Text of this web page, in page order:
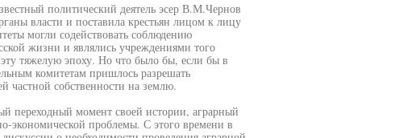
политический деятель эсер В.М.Чернов
власти и поставила крестьян лицом к лицу
могли содействовать соблюдению
жизни и являлись учреждениями того
тяжелую эпоху. Но что было бы, если бы в
комитетам пришлось разрешать
частной собственности на землю.
переходный момент своей истории, аграрный
экономической проблемы. С этого времени в